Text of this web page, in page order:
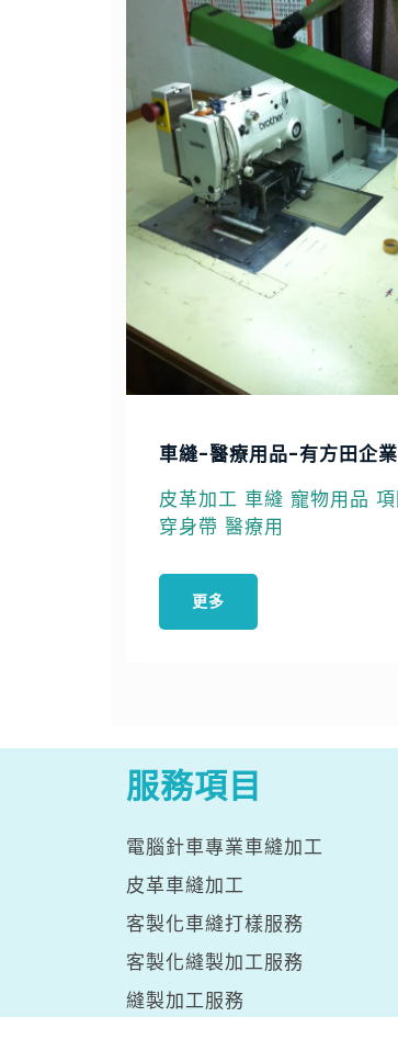
車縫-醫療用品-有方田企業
皮革加工 車縫 寵物用品 項圈 牽繩
穿身帶 醫療用
更多
服務項目
電腦針車專業車縫加工
皮革車縫加工
客製化車縫打樣服務
客製化縫製加工服務
縫製加工服務